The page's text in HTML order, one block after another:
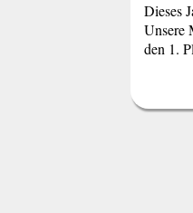
Dieses
Unsere
den 1.